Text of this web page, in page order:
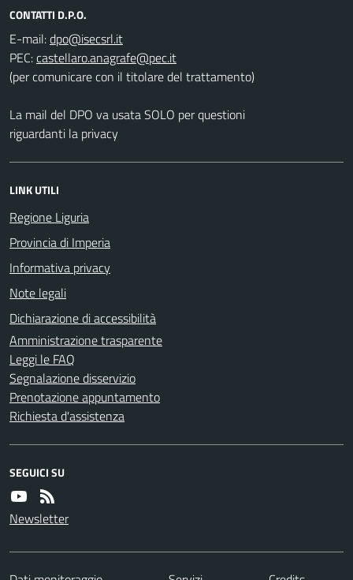
CONTATTI D.P.O.
E-mail:
PEC:
(per comunicare con il titolare del trattamento)
La mail del DPO va usata SOLO per questioni
riguardanti la privacy
LINK UTILI
Regione Liguria
Provincia di Imperia
Informativa privacy
Note legali
Dichiarazione di accessibilità
Amministrazione trasparente
Leggi le FAQ
Segnalazione disservizio
Prenotazione appuntamento
Richiesta d'assistenza
SEGUICI SU
Newsletter